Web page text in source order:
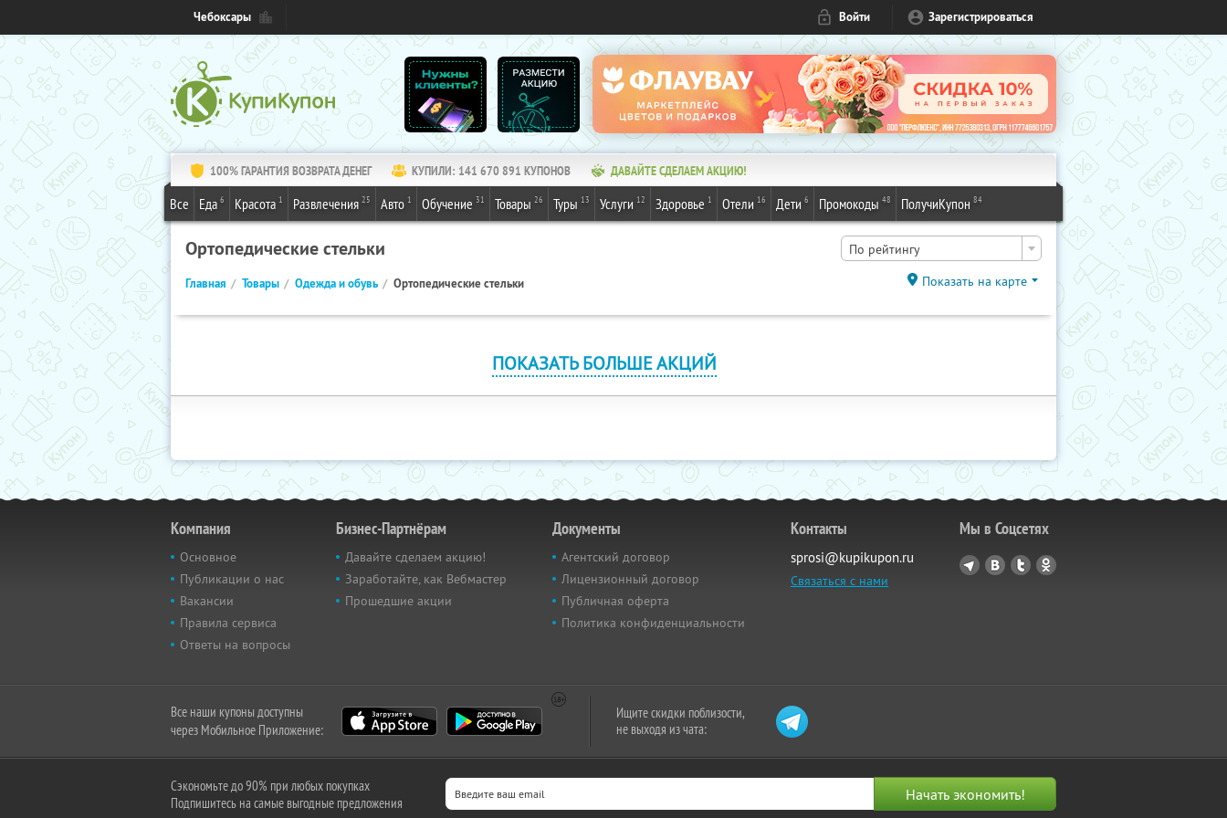
Чебоксары Войти Зарегистрироваться
100% ГАРАНТИЯ ВОЗВРАТА ДЕНЕГ КУПИЛИ: 141 670 891 КУПОНОВ ДАВАЙТЕ СДЕЛАЕМ АКЦИЮ!
Все Еда 6 Красота 1 Развлечения 25 Авто 1 Обучение 31 Товары 26 Туры 13 Услуги 12 Здоровье 1 Отели 16 Дети 6 Промокоды 48 ПолучиКупон 84
Ортопедические стельки По рейтингу
Главная Товары Одежда и обувь Ортопедические стельки Показать на карте
ПОКАЗАТЬ БОЛЬШЕ АКЦИЙ
Компания
Основное
Публикации о нас
Вакансии
Правила сервиса
Ответы на вопросы
Бизнес-Партнёрам
Давайте сделаем акцию!
Заработайте, как Вебмастер
Прошедшие акции
Документы
Агентский договор
Лицензионный договор
Публичная оферта
Политика конфиденциальности
Контакты
sprosi@kupikupon.ru
Связаться с нами
Мы в Соцсетях
Все наши купоны доступны
через Мобильное Приложение:
Ищите скидки поблизости,
не выходя из чата:
Сэкономьте до 90% при любых покупках
Подпишитесь на самые выгодные предложения